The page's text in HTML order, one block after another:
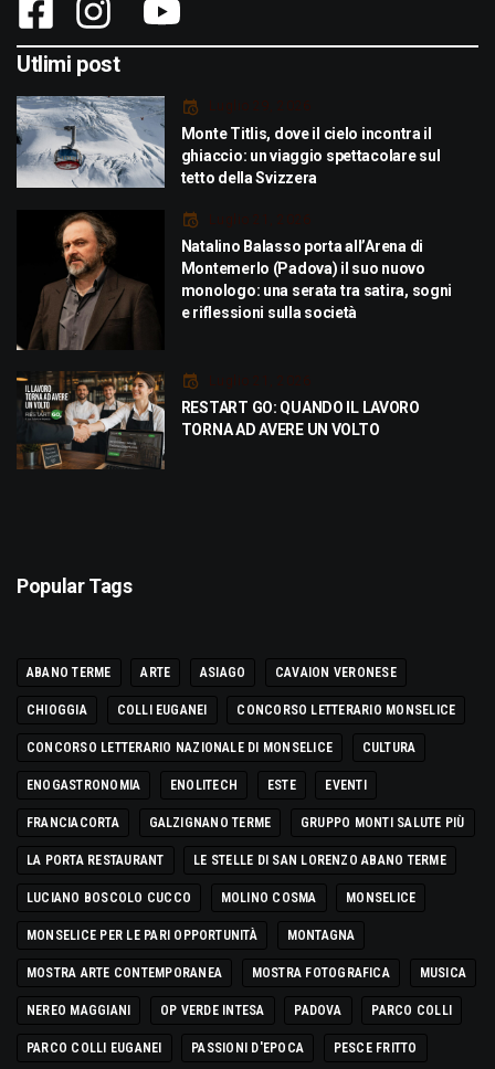
Utlimi post
Luglio 29, 2026
Monte Titlis, dove il cielo incontra il
ghiaccio: un viaggio spettacolare sul
tetto della Svizzera
Luglio 21, 2026
Natalino Balasso porta all’Arena di
Montemerlo (Padova) il suo nuovo
monologo: una serata tra satira, sogni
e riflessioni sulla società
Luglio 21, 2026
RESTART GO: QUANDO IL LAVORO
TORNA AD AVERE UN VOLTO
Popular Tags
ABANO TERME ARTE ASIAGO CAVAION VERONESE
CHIOGGIA COLLI EUGANEI CONCORSO LETTERARIO MONSELICE
CONCORSO LETTERARIO NAZIONALE DI MONSELICE CULTURA
ENOGASTRONOMIA ENOLITECH ESTE EVENTI
FRANCIACORTA GALZIGNANO TERME GRUPPO MONTI SALUTE PIÙ
LA PORTA RESTAURANT LE STELLE DI SAN LORENZO ABANO TERME
LUCIANO BOSCOLO CUCCO MOLINO COSMA MONSELICE
MONSELICE PER LE PARI OPPORTUNITÀ MONTAGNA
MOSTRA ARTE CONTEMPORANEA MOSTRA FOTOGRAFICA MUSICA
NEREO MAGGIANI OP VERDE INTESA PADOVA PARCO COLLI
PARCO COLLI EUGANEI PASSIONI D'EPOCA PESCE FRITTO